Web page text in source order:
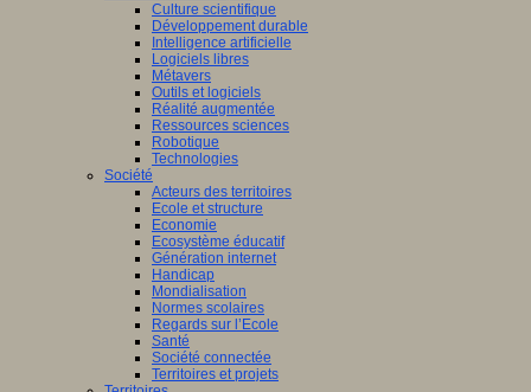
Culture scientifique
Développement durable
Intelligence artificielle
Logiciels libres
Métavers
Outils et logiciels
Réalité augmentée
Ressources sciences
Robotique
Technologies
Société
Acteurs des territoires
Ecole et structure
Economie
Ecosystème éducatif
Génération internet
Handicap
Mondialisation
Normes scolaires
Regards sur l’Ecole
Santé
Société connectée
Territoires et projets